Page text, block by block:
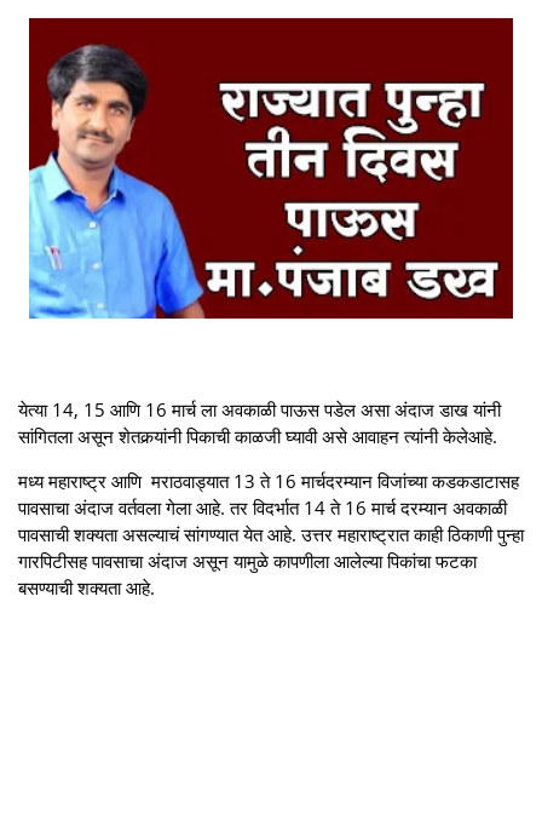
येत्या 14, 15 आणि 16 मार्च ला अवकाळी पाऊस पडेल असा अंदाज डाख यांनी
सांगितला असून शेतकर्‍यांनी पिकाची काळजी घ्यावी असे आवाहन त्यांनी केलेआहे.
मध्य महाराष्ट्र आणि मराठवाड्यात 13 ते 16 मार्चदरम्यान विजांच्या कडकडाटासह
पावसाचा अंदाज वर्तवला गेला आहे. तर विदर्भात 14 ते 16 मार्च दरम्यान अवकाळी
पावसाची शक्यता असल्याचं सांगण्यात येत आहे. उत्तर महाराष्ट्रात काही ठिकाणी पुन्हा
गारपिटीसह पावसाचा अंदाज असून यामुळे कापणीला आलेल्या पिकांचा फटका
बसण्याची शक्यता आहे.